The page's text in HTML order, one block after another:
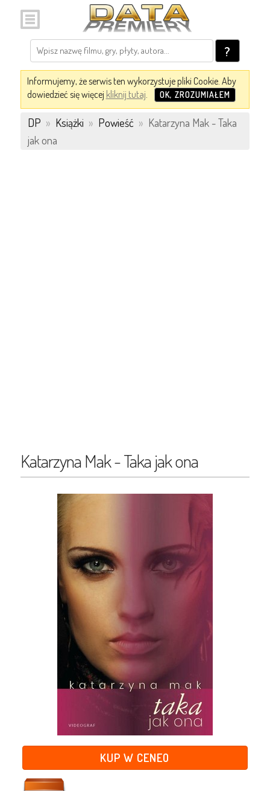
?
Informujemy, że serwis ten wykorzystuje pliki Cookie. Aby
dowiedzieć się więcej kliknij tutaj. OK, ZROZUMIAŁEM
DP » Książki » Powieść » Katarzyna Mak - Taka
jak ona
Katarzyna Mak - Taka jak ona
KUP W CENEO